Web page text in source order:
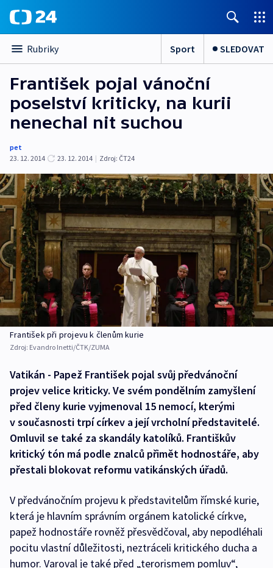
Rubriky Sport SLEDOVAT
František pojal vánoční
poselství kriticky, na kurii
nenechal nit suchou
pet
23. 12. 2014
23. 12. 2014 | Zdroj: ČT24
František při projevu k členům kurie
Zdroj: Evandro Inetti/ČTK/ZUMA
Vatikán - Papež František pojal svůj předvánoční
projev velice kriticky. Ve svém pondělním zamyšlení
před členy kurie vyjmenoval 15 nemocí, kterými
v současnosti trpí církev a její vrcholní představitelé.
Omluvil se také za skandály katolíků. Františkův
kritický tón má podle znalců přimět hodnostáře, aby
přestali blokovat reformu vatikánských úřadů.
V předvánočním projevu k představitelům římské kurie,
která je hlavním správním orgánem katolické církve,
papež hodnostáře rovněž přesvědčoval, aby nepodléhali
pocitu vlastní důležitosti, neztráceli kritického ducha a
humor. Varoval je také před „terorismem pomluv“,